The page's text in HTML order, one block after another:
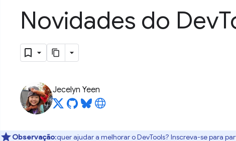
Novidades do Dev
Jecelyn Yeen
Observação:quer ajudar a melhorar o DevTools? Inscreva-se para